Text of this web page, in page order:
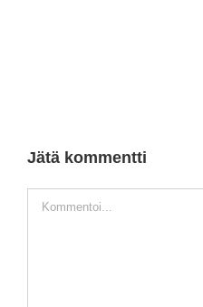
Jätä kommentti